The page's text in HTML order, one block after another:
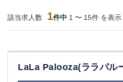
該当求人数 1件中 1 〜 15件 を表示
LaLa Palooza(ララパル
ひばりヶ丘（北
学芸大学
の好立地！
「赤羽駅
徒歩2
京メトロ